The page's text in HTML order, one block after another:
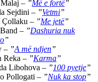
– ”Më e fortë”
Sejdini – ”Vetmi”
– ”Me jetë”
– ”Dashuria nuk
”
– ”A më ndjen”
Reka – ”Karma”
Libohova – ”100 pyetje”
Pollogati – ”Nuk ka stop”